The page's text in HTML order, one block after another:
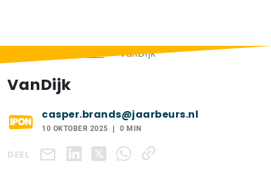
> VanDijk
VanDijk
casper.brands@jaarbeurs.nl
10 OKTOBER 2025 0 MIN
DEEL